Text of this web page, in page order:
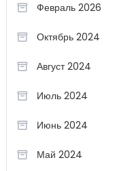
Февраль 2026
Октябрь 2024
Август 2024
Июль 2024
Июнь 2024
Май 2024